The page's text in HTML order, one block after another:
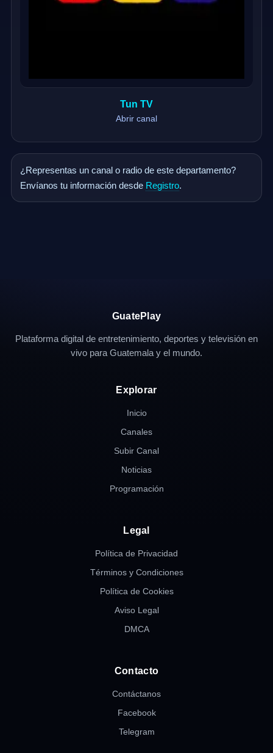
Tun TV
Abrir canal
¿Representas un canal o radio de este departamento?
Envíanos tu información desde Registro.
GuatePlay
Plataforma digital de entretenimiento, deportes y televisión en
vivo para Guatemala y el mundo.
Explorar
Inicio
Canales
Subir Canal
Noticias
Programación
Legal
Política de Privacidad
Términos y Condiciones
Política de Cookies
Aviso Legal
DMCA
Contacto
Contáctanos
Facebook
Telegram